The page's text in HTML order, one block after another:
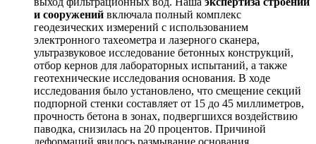
и сооружений включала полный комплекс
геодезических измерений с использованием
электронного тахеометра и лазерного сканера,
ультразвуковое исследование бетонных конструкций,
отбор кернов для лабораторных испытаний, а также
геотехнические исследования основания. В ходе
исследования было установлено, что смещение секций
подпорной стенки составляет от 15 до 45 миллиметров,
прочность бетона в зонах, подвергшихся воздействию
паводка, снизилась на 20 процентов. Причиной
деформаций явилось размывание основания